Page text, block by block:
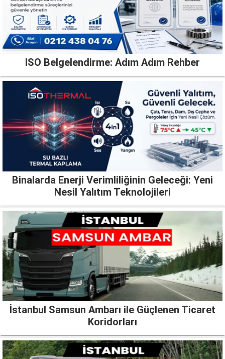
ISO Belgelendirme: Adım Adım Rehber
Binalarda Enerji Verimliliğinin Geleceği: Yeni
Nesil Yalıtım Teknolojileri
İstanbul Samsun Ambarı ile Güçlenen Ticaret
Koridorları